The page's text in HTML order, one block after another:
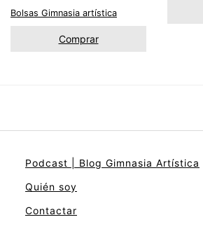
Bolsas Gimnasia artística
Comprar
Podcast | Blog Gimnasia Artística
Quién soy
Contactar